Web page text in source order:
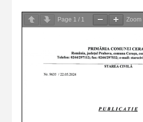
Page 1 / 1 Zoom